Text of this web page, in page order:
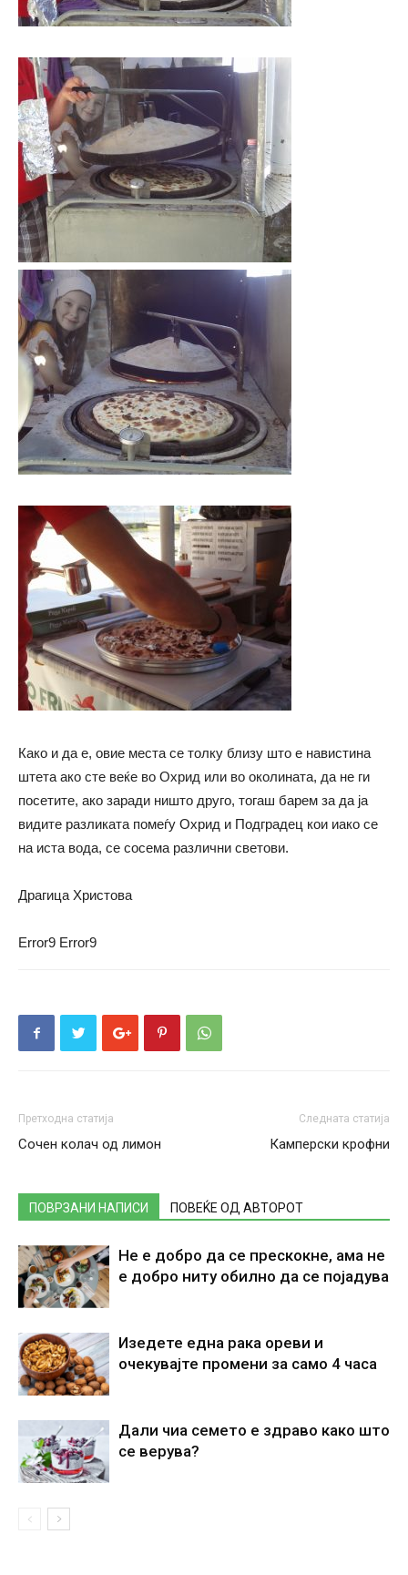
Како и да е, овие места се толку близу што е навистина
штета ако сте веќе во Охрид или во околината, да не ги
посетите, ако заради ништо друго, тогаш барем за да ја
видите разликата помеѓу Охрид и Подградец кои иако се
на иста вода, се сосема различни светови.
Драгица Христова
Error9 Error9
Претходна статија
Сочен колач од лимон
Следната статија
Камперски крофни
ПОВРЗАНИ НАПИСИ ПОВЕЌЕ ОД АВТОРОТ
Не е добро да се прескокне, ама не
е добро ниту обилно да се појадува
Изедете една рака ореви и
очекувајте промени за само 4 часа
Дали чиа семето е здраво како што
се верува?